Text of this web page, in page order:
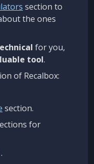
section to
the ones
for you,
tool.
of Recalbox:
section.
for
.